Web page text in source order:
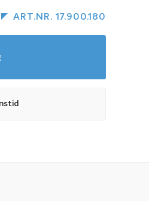
ART.NR. 17.900.180